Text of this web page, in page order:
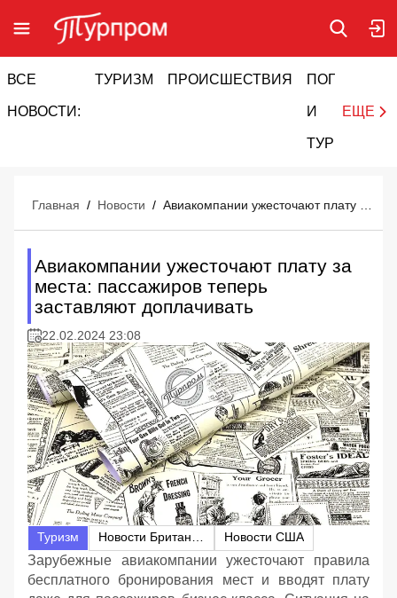
ВСЕ
НОВОСТИ:
ТУРИЗМ ПРОИСШЕСТВИЯ ПОГОДА
И
ТУРИЗМ
ЕЩЕ
Главная / Новости /
Авиакомпании ужесточают плату за
места: пассажиров теперь
заставляют доплачивать
22.02.2024 23:08
Туризм Новости США
Зарубежные авиакомпании ужесточают правила
бесплатного бронирования мест и вводят плату